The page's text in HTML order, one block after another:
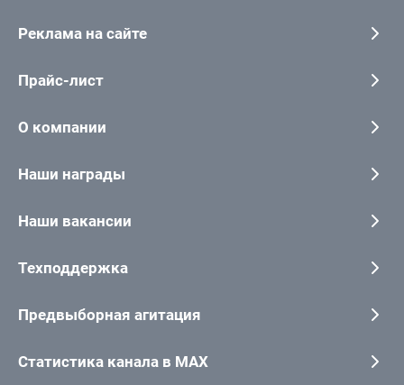
Реклама на сайте
Прайс-лист
О компании
Наши награды
Наши вакансии
Техподдержка
Предвыборная агитация
Статистика канала в MAX